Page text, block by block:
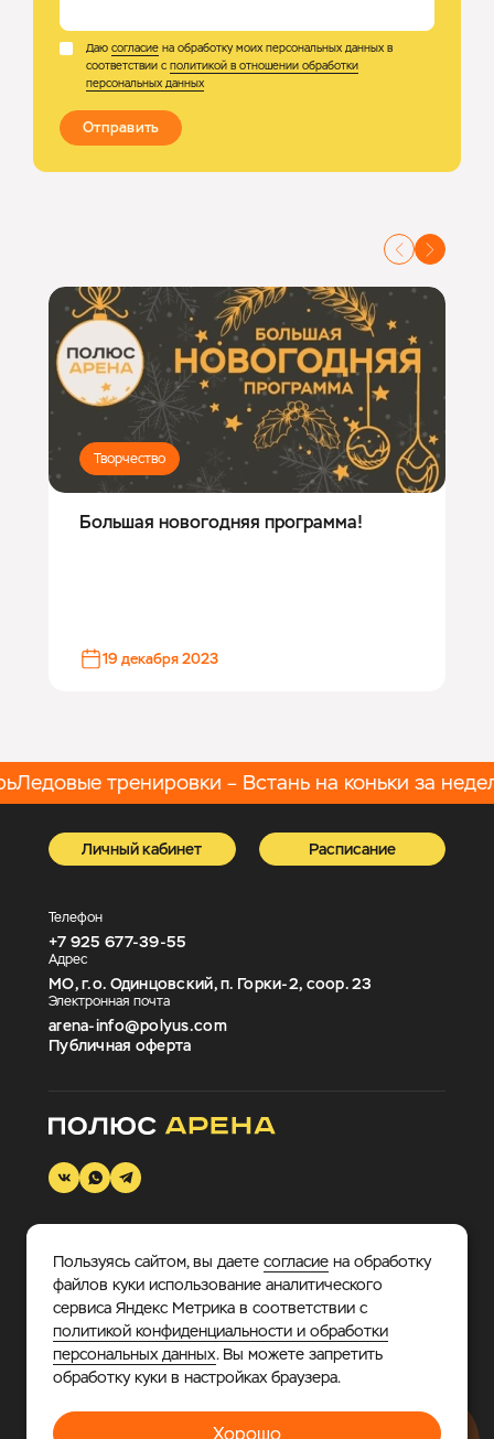
Даю согласие на обработку моих персональных данных в
соответствии с политикой в отношении обработки
персональных данных
Отправить
Творчество
Большая новогодняя программа!
19 декабря 2023
Ледовые тренировки – Встань на коньки за
Личный кабинет Расписание
Телефон
+7 925 677-39-55
Адрес
МО, г.о. Одинцовский, п. Горки-2, соор. 23
Электронная почта
arena-info@polyus.com
Публичная оферта
© 2026 «Полюс Арена». Многофункциональный
спортивно-развлекательный комплекс, где каждый
найдет занятие по душе.
Политика в отношении обработки персональных
данных
Пользуясь сайтом, вы даете согласие на обработку
файлов куки использование аналитического
сервиса Яндекс Метрика в соответствии с
политикой конфиденциальности и обработки
персональных данных. Вы можете запретить
обработку куки в настройках браузера.
Хорошо